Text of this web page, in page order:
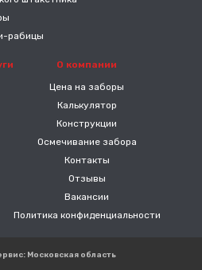
рабицы
О компании
Цена на заборы
Калькулятор
Конструкции
Осмечивание забора
Контакты
Отзывы
Вакансии
Политика конфиденциальности
Московская область